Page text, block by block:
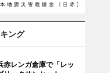
ング
赤レンガ倉庫で「レッ